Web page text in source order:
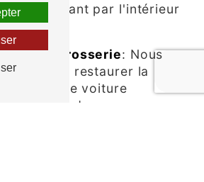
en passant par l'intérieur
de Carrosserie: Nous
réparer et restaurer la
de votre voiture
pour lui redonner son